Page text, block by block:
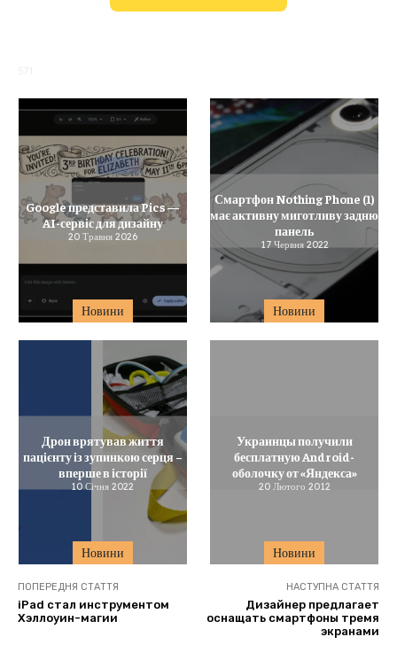
Новини
Google представила Pics —
AI-сервіс для дизайну
20 Травня 2026
Новини
Смартфон Nothing Phone (1)
має активну миготливу задню
панель
17 Червня 2022
Новини
Дрон врятував життя
пацієнту із зупинкою серця –
вперше в історії
10 Січня 2022
Новини
Украинцы получили
бесплатную Android-
оболочку от «Яндекса»
20 Лютого 2012
ПОПЕРЕДНЯ СТАТТЯ
iPad стал инструментом
Хэллоуин-магии
НАСТУПНА СТАТТЯ
Дизайнер предлагает
оснащать смартфоны тремя
экранами